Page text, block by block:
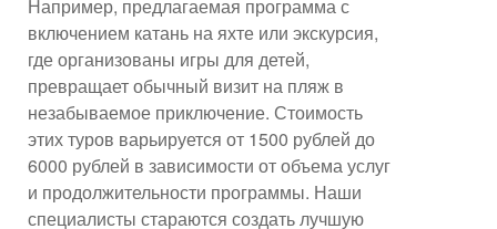
Например, предлагаемая программа с
включением катань на яхте или экскурсия,
где организованы игры для детей,
превращает обычный визит на пляж в
незабываемое приключение. Стоимость
этих туров варьируется от 1500 рублей до
6000 рублей в зависимости от объема услуг
и продолжительности программы. Наши
специалисты стараются создать лучшую